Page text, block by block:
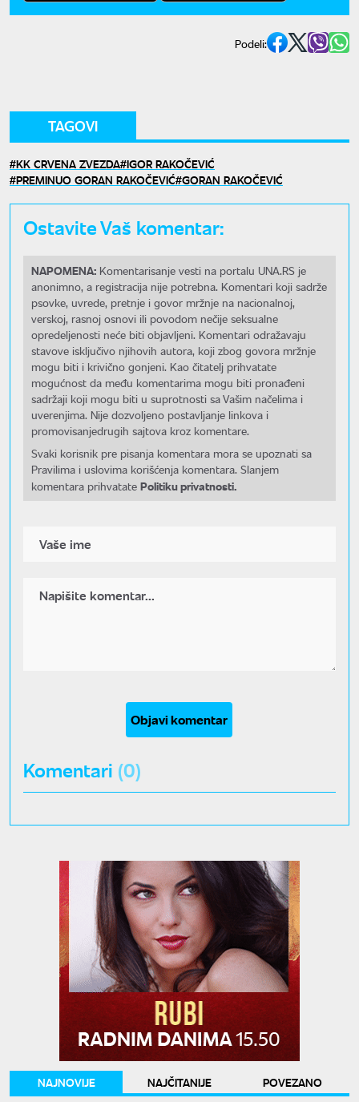
Podeli:
TAGOVI
KK CRVENA ZVEZDA IGOR RAKOČEVIĆ
PREMINUO GORAN RAKOČEVIĆ GORAN RAKOČEVIĆ
Ostavite Vaš komentar:
NAPOMENA: Komentarisanje vesti na portalu UNA.RS je
anonimno, a registracija nije potrebna. Komentari koji sadrže
psovke, uvrede, pretnje i govor mržnje na nacionalnoj,
verskoj, rasnoj osnovi ili povodom nečije seksualne
opredeljenosti neće biti objavljeni. Komentari odražavaju
stavove isključivo njihovih autora, koji zbog govora mržnje
mogu biti i krivično gonjeni. Kao čitatelj prihvatate
mogućnost da među komentarima mogu biti pronađeni
sadržaji koji mogu biti u suprotnosti sa Vašim načelima i
uverenjima. Nije dozvoljeno postavljanje linkova i
promovisanjedrugih sajtova kroz komentare.
Svaki korisnik pre pisanja komentara mora se upoznati sa
Pravilima i uslovima korišćenja komentara. Slanjem
komentara prihvatate Politiku privatnosti.
Objavi komentar
Komentari (0)
NAJNOVIJE NAJČITANIJE
POVEZANO